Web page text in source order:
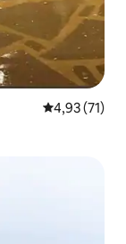
4,93 de uma
4,93 (71)